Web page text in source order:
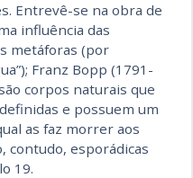
Entrevê-se na obra de
influência das
metáforas (por
Franz Bopp (1791-
corpos naturais que
e possuem um
as faz morrer aos
contudo, esporádicas
19.